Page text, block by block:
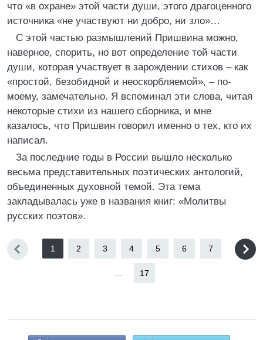
что «в охране» этой части души, этого драгоценного
источника «не участвуют ни добро, ни зло»…
С этой частью размышлений Пришвина можно,
наверное, спорить, но вот определение той части
души, которая участвует в зарождении стихов – как
«простой, безобидной и неоскорбляемой», – по-
моему, замечательно. Я вспоминал эти слова, читая
некоторые стихи из нашего сборника, и мне
казалось, что Пришвин говорил именно о тех, кто их
написал.
За последние годы в России вышло несколько
весьма представительных поэтических антологий,
объединенных духовной темой. Эта тема
закладывалась уже в названия книг: «Молитвы
русских поэтов».
1 2 3 4 5 6 7
17